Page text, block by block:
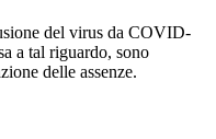
del virus da COVID-
a tal riguardo, sono
delle assenze.